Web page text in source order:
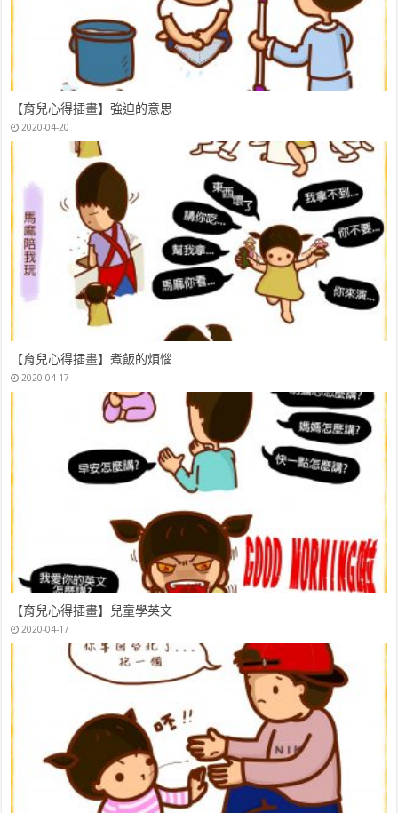
英國LittleBrian可洗式無毒兒童專用水彩棒，超多變化畫法
【育兒心得插畫】強迫的意思
2020-04-20
【育兒心得插畫】煮飯的煩惱
2020-04-17
【育兒心得插畫】兒童學英文
2020-04-17